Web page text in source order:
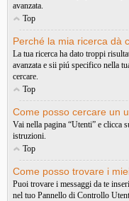
avanzata.
Top
Perché la mia ricerca dà
La tua ricerca ha dato troppi
avanzata e sii piú specifico nella
cercare.
Top
Come posso cercare un
Vai nella pagina “Utenti” e clicca
istruzioni.
Top
Come posso trovare i
Puoi trovare i messaggi da te
nel tuo Pannello di Controllo